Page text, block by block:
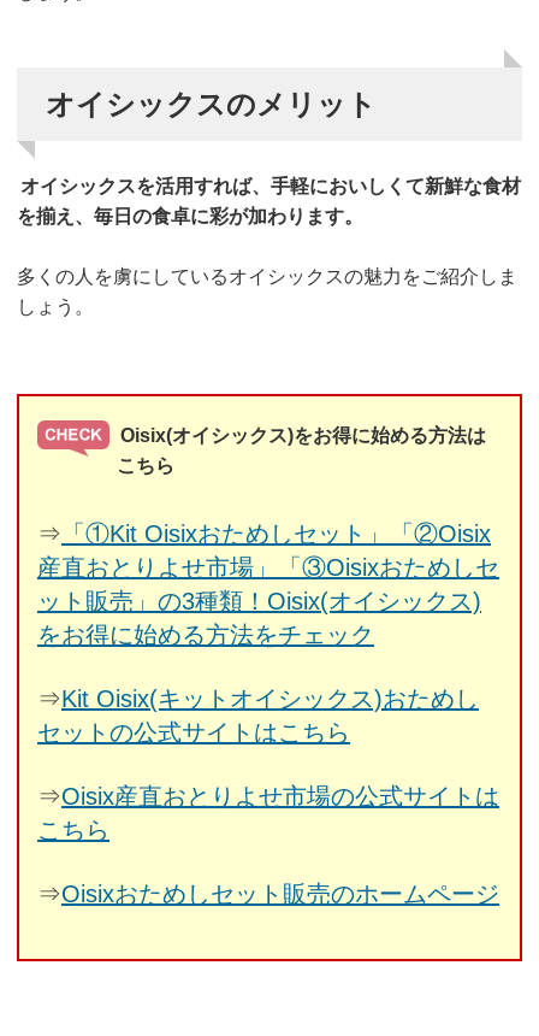
オイシックスのメリット
オイシックスを活用すれば、手軽においしくて新鮮な食材
を揃え、毎日の食卓に彩が加わります。
多くの人を虜にしているオイシックスの魅力をご紹介しま
しょう。
Oisix(オイシックス)をお得に始める方法は
こちら
⇒ 「①Kit Oisixおためしセット」「②Oisix
産直おとりよせ市場」「③Oisixおためしセ
ット販売」の3種類！Oisix(オイシックス)
をお得に始める方法をチェック
⇒Kit Oisix(キットオイシックス)おためし
セットの公式サイトはこちら
⇒Oisix産直おとりよせ市場の公式サイトは
こちら
⇒Oisixおためしセット販売のホームページ